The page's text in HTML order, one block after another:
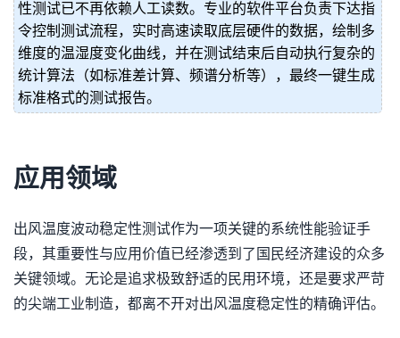
性测试已不再依赖人工读数。专业的软件平台负责下达指
令控制测试流程，实时高速读取底层硬件的数据，绘制多
维度的温湿度变化曲线，并在测试结束后自动执行复杂的
统计算法（如标准差计算、频谱分析等），最终一键生成
标准格式的测试报告。
应用领域
出风温度波动稳定性测试作为一项关键的系统性能验证手
段，其重要性与应用价值已经渗透到了国民经济建设的众多
关键领域。无论是追求极致舒适的民用环境，还是要求严苛
的尖端工业制造，都离不开对出风温度稳定性的精确评估。